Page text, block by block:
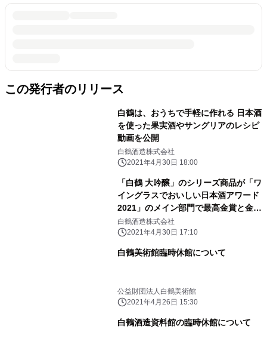
この発行者のリリース
白鶴は、おうちで手軽に作れる 日本酒
を使った果実酒やサングリアのレシピ
動画を公開
白鶴酒造株式会社
2021年4月30日 18:00
「白鶴 大吟醸」のシリーズ商品が「ワ
イングラスでおいしい日本酒アワード
2021」のメイン部門で最高金賞と金賞
を受賞
白鶴酒造株式会社
2021年4月30日 17:10
白鶴美術館臨時休館について
公益財団法人白鶴美術館
2021年4月26日 15:30
白鶴酒造資料館の臨時休館について